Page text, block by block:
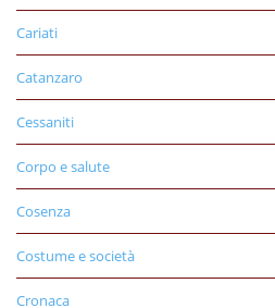
Cariati
Catanzaro
Cessaniti
Corpo e salute
Cosenza
Costume e società
Cronaca